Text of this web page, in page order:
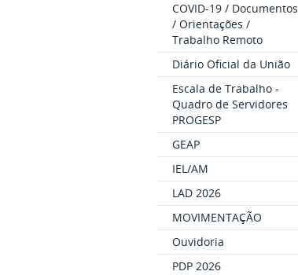
COVID-19 / Documentos
/ Orientações /
Trabalho Remoto
Diário Oficial da União
Escala de Trabalho -
Quadro de Servidores
PROGESP
GEAP
IEL/AM
LAD 2026
MOVIMENTAÇÃO
Ouvidoria
PDP 2026